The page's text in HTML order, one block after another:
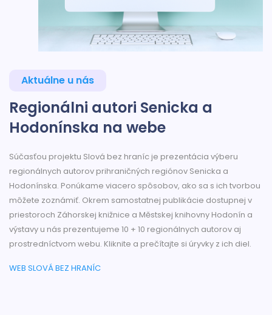
Aktuálne u nás
Regionálni autori Senicka a
Hodonínska na webe
Súčasťou projektu Slová bez hraníc je prezentácia výberu
regionálnych autorov prihraničných regiónov Senicka a
Hodonínska. Ponúkame viacero spôsobov, ako sa s ich tvorbou
môžete zoznámiť. Okrem samostatnej publikácie dostupnej v
priestoroch Záhorskej knižnice a Městskej knihovny Hodonín a
výstavy u nás prezentujeme 10 + 10 regionálnych autorov aj
prostredníctvom webu. Kliknite a prečítajte si úryvky z ich diel.
WEB SLOVÁ BEZ HRANÍC